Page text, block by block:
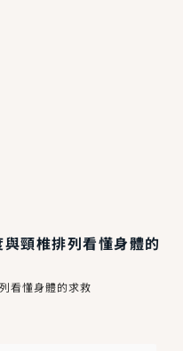
頸椎排列看懂身體的
看懂身體的求救